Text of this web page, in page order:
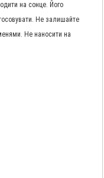
на сонце. Його
Не залишайте
Не наносити на